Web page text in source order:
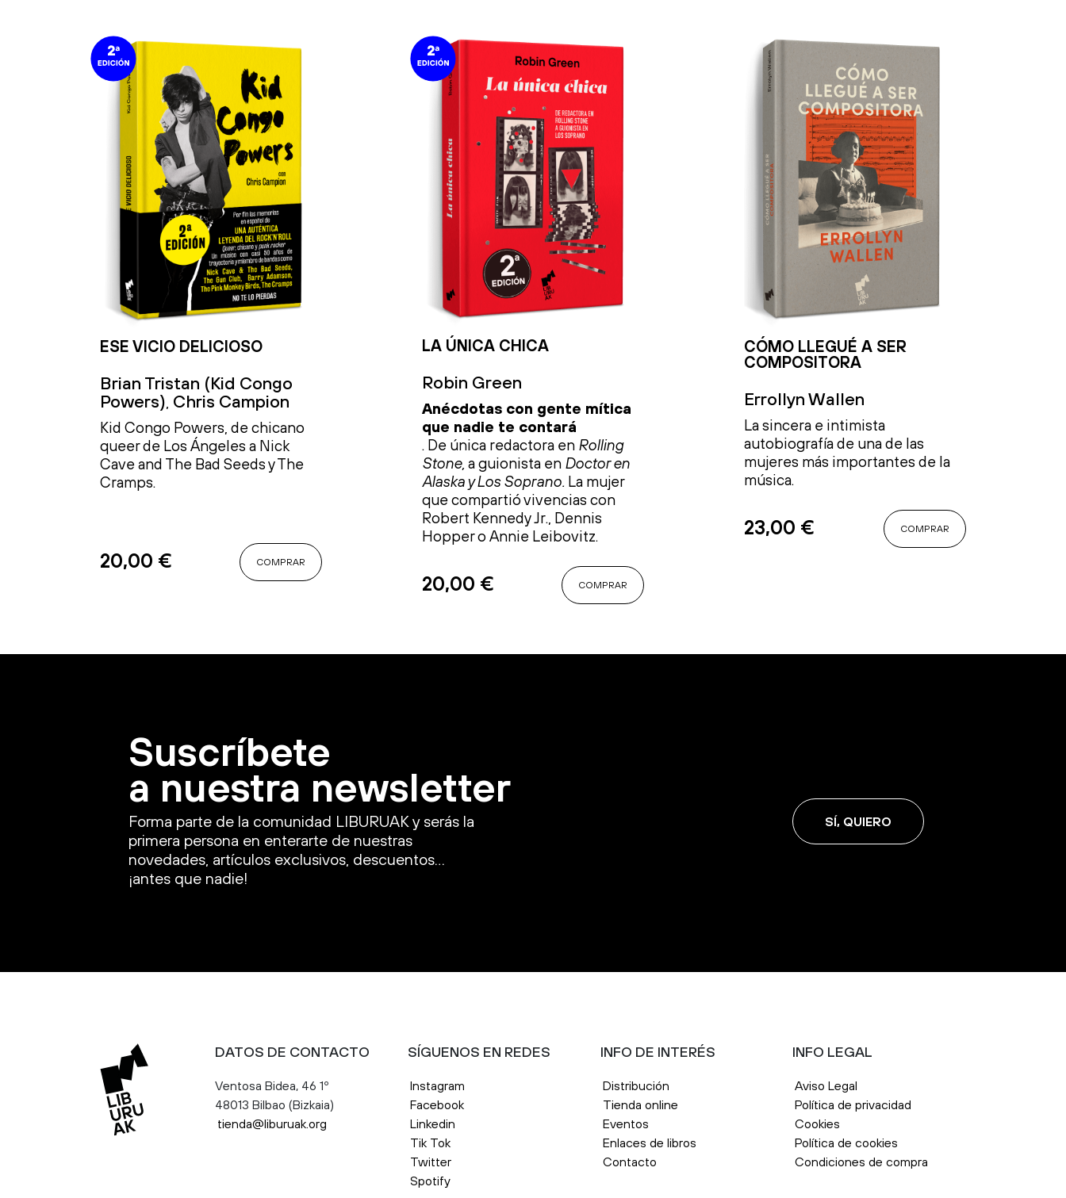
ESE VICIO DELICIOSO
Brian Tristan (Kid Congo
Powers) Chris Campion
Kid Congo Powers, de chicano
queer de Los Ángeles a Nick
Cave and The Bad Seeds y The
Cramps.
20,00 € COMPRAR
LA ÚNICA CHICA
Robin Green
Anécdotas con gente mítica
que nadie te contará
. De única redactora en Rolling
Stone,a guionista en Doctor en
Alaska y Los Soprano. La mujer
que compartió vivencias con
Robert Kennedy Jr., Dennis
Hopper o Annie Leibovitz.
20,00 € COMPRAR
CÓMO LLEGUÉ A SER
COMPOSITORA
Errollyn Wallen
La sincera e intimista
autobiografía de una de las
mujeres más importantes de la
música.
23,00 € COMPRAR
Suscríbete
a nuestra newsletter
Forma parte de la comunidad LIBURUAK y serás la
primera persona en enterarte de nuestras
novedades, artículos exclusivos, descuentos…
¡antes que nadie!
SÍ, QUIERO
DATOS DE CONTACTO
Ventosa Bidea, 46 1º
48013 Bilbao (Bizkaia)
tienda@liburuak.org
SÍGUENOS EN REDES
Instagram
Facebook
Linkedin
Tik Tok
Twitter
Spotify
INFO DE INTERÉS
Distribución
Tienda online
Eventos
Enlaces de libros
Contacto
INFO LEGAL
Aviso Legal
Política de privacidad
Cookies
Política de cookies
Condiciones de compra